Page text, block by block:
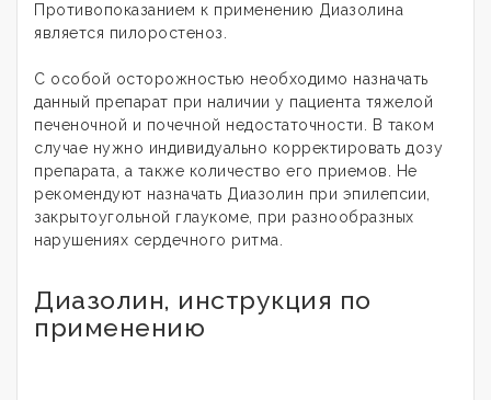
Противопоказанием к применению Диазолина
является пилоростеноз.
С особой осторожностью необходимо назначать
данный препарат при наличии у пациента тяжелой
печеночной и почечной недостаточности. В таком
случае нужно индивидуально корректировать дозу
препарата, а также количество его приемов. Не
рекомендуют назначать Диазолин при эпилепсии,
закрытоугольной глаукоме, при разнообразных
нарушениях сердечного ритма.
Диазолин, инструкция по
применению